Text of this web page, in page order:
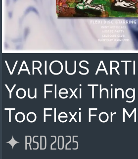
VARIOUS
You Flexi
Too Flexi For
✦RSD 2025